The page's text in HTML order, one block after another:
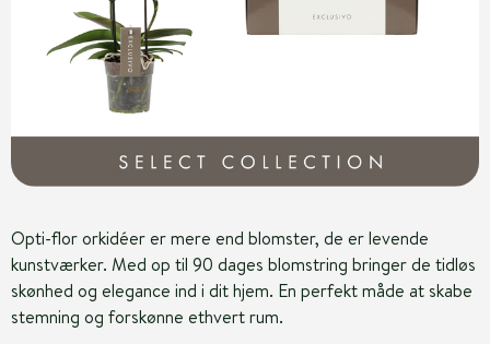
Opti-flor orkidéer er mere end blomster, de er levende
kunstværker. Med op til 90 dages blomstring bringer de tidløs
skønhed og elegance ind i dit hjem. En perfekt måde at skabe
stemning og forskønne ethvert rum.